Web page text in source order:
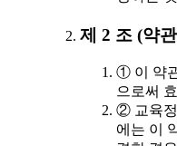
제 2 조 (약
① 이 약
으로써
② 교육정
에는 이